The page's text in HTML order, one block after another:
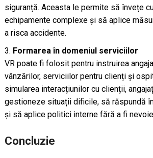
siguranță. Aceasta le permite să învețe
echipamente complexe și să aplice
a risca accidente.
Formarea în domeniul serviciilor
VR poate fi folosit pentru instruirea
vânzărilor, serviciilor pentru clienți și
simularea interacțiunilor cu clienții,
gestioneze situații dificile, să răspundă
și să aplice politici interne fără a fi
Concluzie